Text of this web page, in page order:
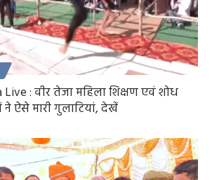
Live : वीर तेजा महिला शिक्षण एवं शोध
ऐसे मारी गुलाटियां, देखें